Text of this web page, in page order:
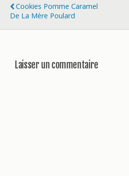
Cookies Pomme Caramel
De La Mère Poulard
Laisser un commentaire